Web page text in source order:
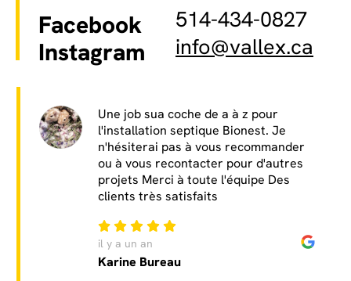
Facebook
Instagram
514-434-0827
info@vallex.ca
Une job sua coche de a à z pour
l'installation septique Bionest. Je
n'hésiterai pas à vous recommander
ou à vous recontacter pour d'autres
projets Merci à toute l'équipe Des
clients très satisfaits
il y a un an
Karine Bureau